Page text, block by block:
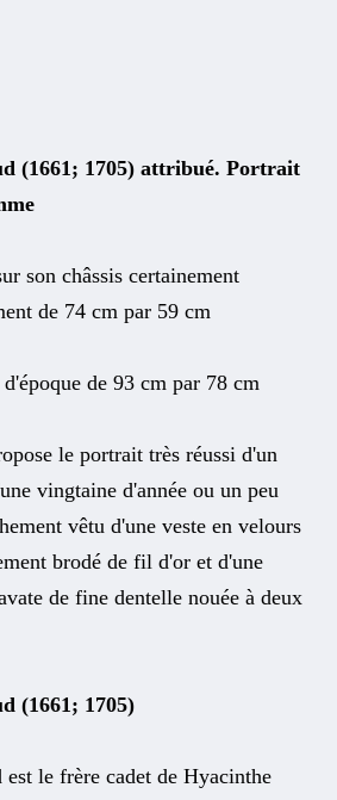
(1661; 1705) attribué. Portrait
son châssis certainement
de 74 cm par 59 cm
de 93 cm par 78 cm
le portrait très réussi d'un
vingtaine d'année ou un peu
vêtu d'une veste en velours
brodé de fil d'or et d'une
de fine dentelle nouée à deux
(1661; 1705)
est le frère cadet de Hyacinthe